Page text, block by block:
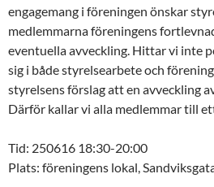
engagemang i föreningen önskar
medlemmarna föreningens
eventuella avveckling. Hittar vi inte
sig i både styrelsearbete och
styrelsens förslag att en avveckling
Därför kallar vi alla medlemmar till
Tid: 250616 18:30-20:00
Plats: föreningens lokal,